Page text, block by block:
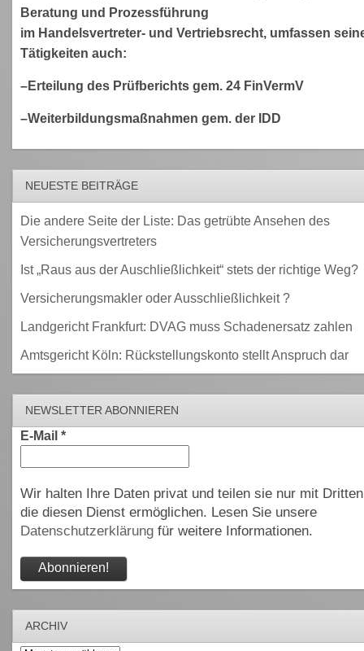
Beratung und Prozessführung
im Handelsvertreter- und Vertriebsrecht, umfassen
Tätigkeiten auch:
–Erteilung des Prüfberichts gem. 24 FinVermV
–Weiterbildungsmaßnahmen gem. der IDD
NEUESTE BEITRÄGE
Die andere Seite der Liste: Das getrübte Ansehen des
Versicherungsvertreters
Ist „Raus aus der Auschließlichkeit“ stets der richtige Weg?
Versicherungsmakler oder Ausschließlichkeit ?
Landgericht Frankfurt: DVAG muss Schadenersatz zahlen
Amtsgericht Köln: Rückstellungskonto stellt Anspruch dar
NEWSLETTER ABONNIEREN
E-Mail *
Wir halten Ihre Daten privat und teilen sie nur mit
die diesen Dienst ermöglichen. Lesen Sie unsere
Datenschutzerklärungfür weitere Informationen.
ARCHIV